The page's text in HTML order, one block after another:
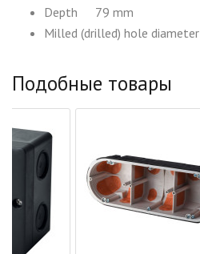
Depth
79 mm
Milled (drilled) hole diameter
Подобные товары